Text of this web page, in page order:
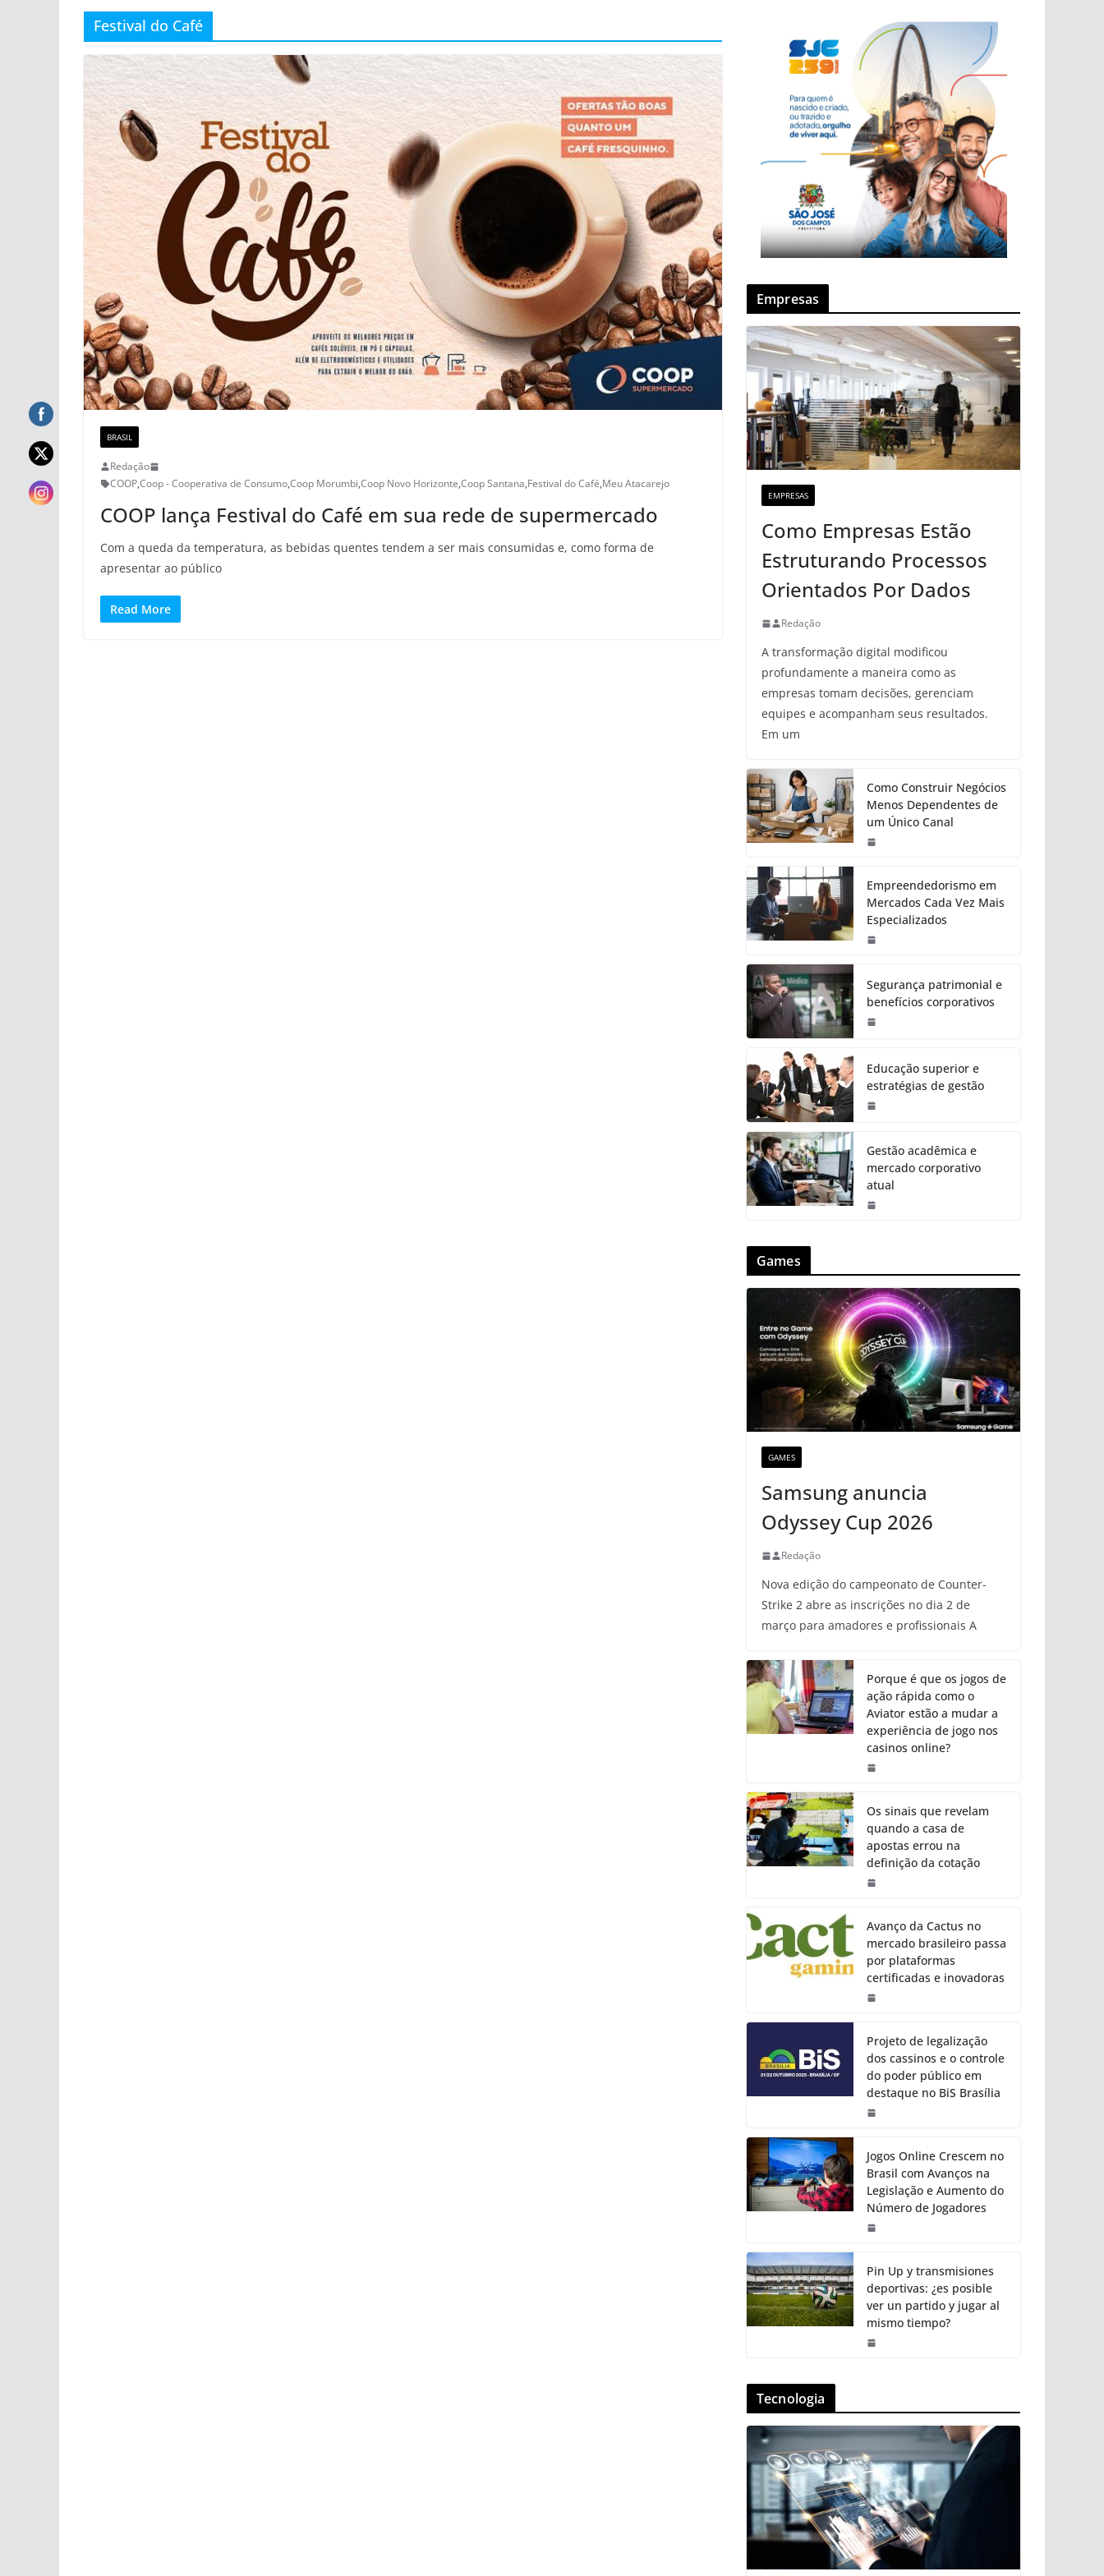
Festival do Café
BRASIL
Redação
COOP,Coop - Cooperativa de Consumo,Coop Morumbi,Coop Novo Horizonte,Coop Santana,Festival do Café,Meu Atacarejo
COOP lança Festival do Café em sua rede de supermercado
Com a queda da temperatura, as bebidas quentes tendem a ser mais consumidas e, como forma de
apresentar ao público
Read More
Empresas
EMPRESAS
Como Empresas Estão
Estruturando Processos
Orientados Por Dados
Redação
A transformação digital modificou
profundamente a maneira como as
empresas tomam decisões, gerenciam
equipes e acompanham seus resultados.
Em um
Como Construir Negócios
Menos Dependentes de
um Único Canal
Empreendedorismo em
Mercados Cada Vez Mais
Especializados
Segurança patrimonial e
benefícios corporativos
Educação superior e
estratégias de gestão
Gestão acadêmica e
mercado corporativo
atual
Games
GAMES
Samsung anuncia
Odyssey Cup 2026
Redação
Nova edição do campeonato de Counter-
Strike 2 abre as inscrições no dia 2 de
março para amadores e profissionais A
Porque é que os jogos de
ação rápida como o
Aviator estão a mudar a
experiência de jogo nos
casinos online?
Os sinais que revelam
quando a casa de
apostas errou na
definição da cotação
Avanço da Cactus no
mercado brasileiro passa
por plataformas
certificadas e inovadoras
Projeto de legalização
dos cassinos e o controle
do poder público em
destaque no BiS Brasília
Jogos Online Crescem no
Brasil com Avanços na
Legislação e Aumento do
Número de Jogadores
Pin Up y transmisiones
deportivas: ¿es posible
ver un partido y jugar al
mismo tiempo?
Tecnologia